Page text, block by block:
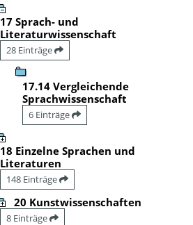
17 Sprach- und
Literaturwissenschaft
28 Einträge
17.14 Vergleichende
Sprachwissenschaft
6 Einträge
18 Einzelne Sprachen und
Literaturen
148 Einträge
20 Kunstwissenschaften
8 Einträge